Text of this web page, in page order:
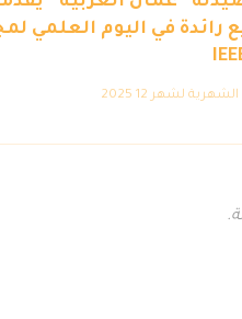
رائدة في اليوم العلمي
لشهر 12 2025